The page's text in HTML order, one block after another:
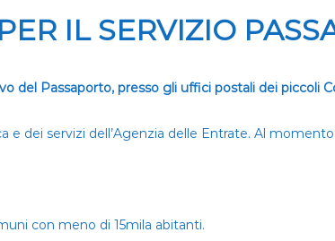
IL SERVIZIO
del Passaporto, presso gli uffici postali dei piccoli
e dei servizi dell’Agenzia delle Entrate. Al
con meno di 15mila abitanti.